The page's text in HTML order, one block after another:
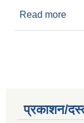
Read more
प्रकाशन/